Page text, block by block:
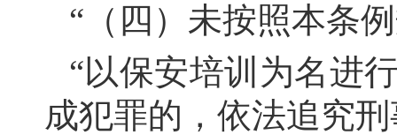
“（四）未按照本条
“以保安培训为名进
成犯罪的，依法追究